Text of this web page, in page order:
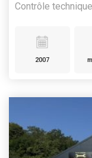
Contrôle
2007